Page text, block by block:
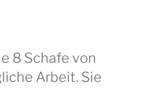
8 Schafe von
Arbeit. Sie